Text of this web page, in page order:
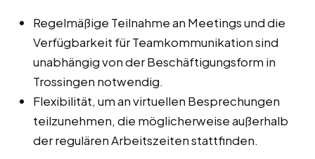
Regelmäßige Teilnahme an Meetings und die
Verfügbarkeit für Teamkommunikation sind
unabhängig von der Beschäftigungsform in
Trossingen notwendig.
Flexibilität, um an virtuellen Besprechungen
teilzunehmen, die möglicherweise außerhalb
der regulären Arbeitszeiten stattfinden.